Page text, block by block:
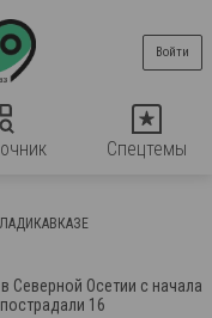
Спецтемы
Войти
Северной Осетии с начала
16